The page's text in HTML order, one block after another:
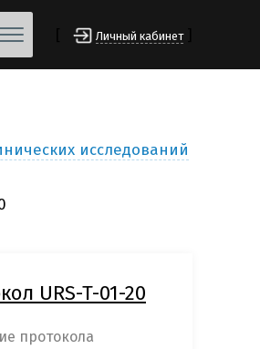
Личный кабинет
исследований
URS-T-01-20
протокола